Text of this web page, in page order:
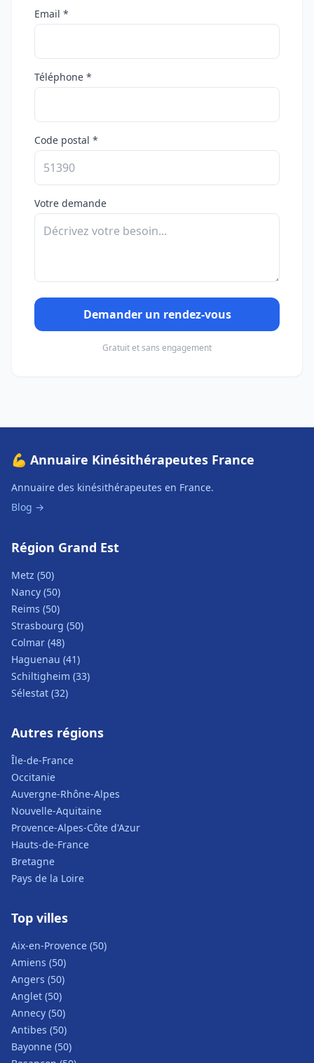
Email *
Téléphone *
Code postal *
Votre demande
Demander un rendez-vous
Gratuit et sans engagement
💪 Annuaire Kinésithérapeutes France
Annuaire des kinésithérapeutes en France.
Blog →
Région Grand Est
Metz (50)
Nancy (50)
Reims (50)
Strasbourg (50)
Colmar (48)
Haguenau (41)
Schiltigheim (33)
Sélestat (32)
Autres régions
Île-de-France
Occitanie
Auvergne-Rhône-Alpes
Nouvelle-Aquitaine
Provence-Alpes-Côte d'Azur
Hauts-de-France
Bretagne
Pays de la Loire
Top villes
Aix-en-Provence (50)
Amiens (50)
Angers (50)
Anglet (50)
Annecy (50)
Antibes (50)
Bayonne (50)